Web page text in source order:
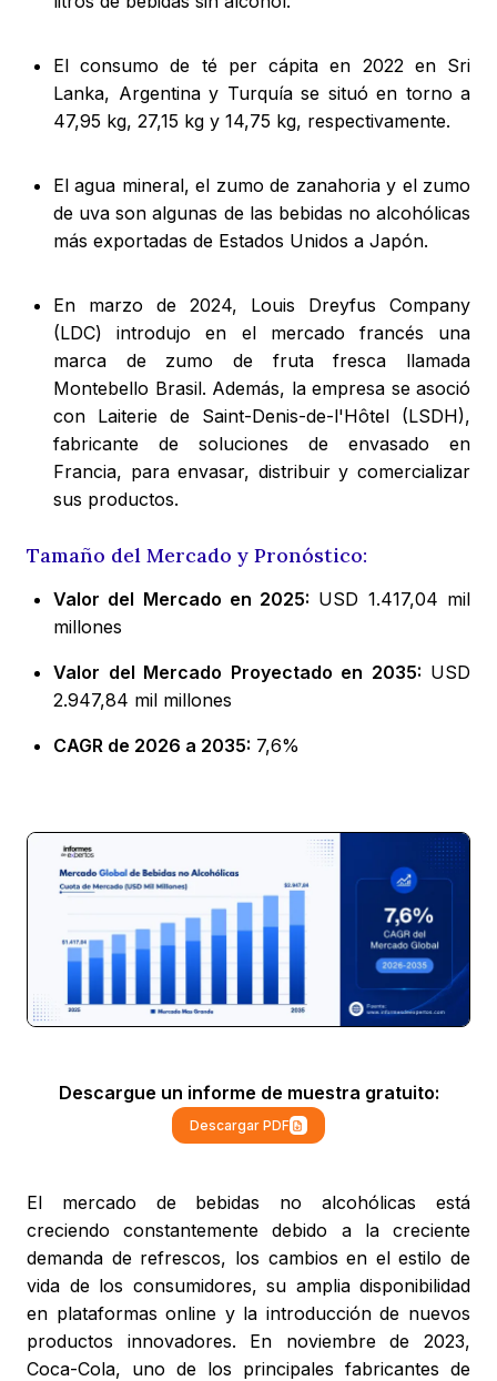
El consumo de té per cápita en 2022 en Sri
Lanka, Argentina y Turquía se situó en torno a
47,95 kg, 27,15 kg y 14,75 kg, respectivamente.
El agua mineral, el zumo de zanahoria y el zumo
de uva son algunas de las bebidas no alcohólicas
más exportadas de Estados Unidos a Japón.
En marzo de 2024, Louis Dreyfus Company
(LDC) introdujo en el mercado francés una
marca de zumo de fruta fresca llamada
Montebello Brasil. Además, la empresa se asoció
con Laiterie de Saint-Denis-de-l'Hôtel (LSDH),
fabricante de soluciones de envasado en
Francia, para envasar, distribuir y comercializar
sus productos.
Tamaño del Mercado y Pronóstico:
Valor del Mercado en 2025: USD 1.417,04 mil
millones
Valor del Mercado Proyectado en 2035: USD
2.947,84 mil millones
CAGR de 2026 a 2035: 7,6%
Descargue un informe de muestra gratuito:
Descargar PDF
El mercado de bebidas no alcohólicas está
creciendo constantemente debido a la creciente
demanda de refrescos, los cambios en el estilo de
vida de los consumidores, su amplia disponibilidad
en plataformas online y la introducción de nuevos
productos innovadores. En noviembre de 2023,
Coca-Cola, uno de los principales fabricantes de